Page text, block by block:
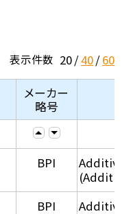
表示件数 20 40 60
メーカー
略号
BPI
BPI